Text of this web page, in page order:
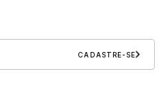
CADASTRE-SE